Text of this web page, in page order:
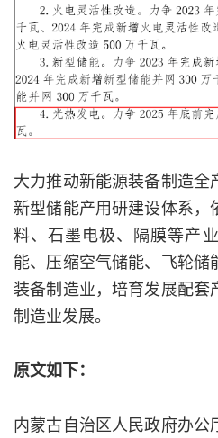
大力推动新能源装备制造
新型储能产用研建设体系
料、石墨电极、隔膜等产
能、压缩空气储能、飞轮
装备制造业，培育发展配
制造业发展。
原文如下：
内蒙古自治区人民政府办